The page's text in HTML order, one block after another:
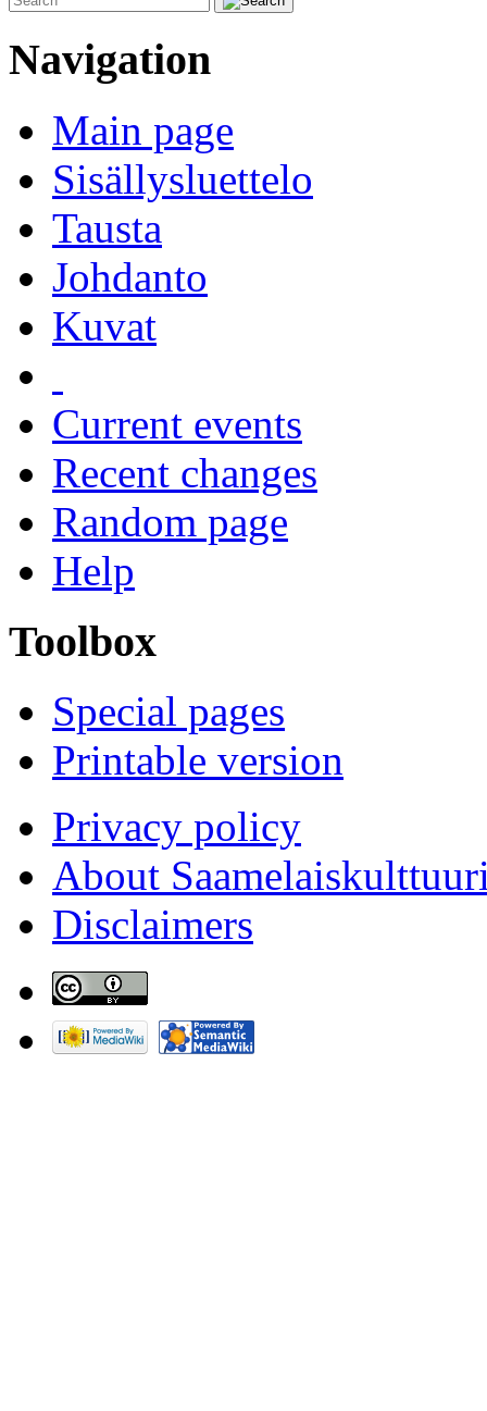
Navigation
Main page
Sisällysluettelo
Tausta
Johdanto
Kuvat
Current events
Recent changes
Random page
Help
Toolbox
Special pages
Printable version
Privacy policy
About
Disclaimers